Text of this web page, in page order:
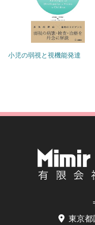
小児の弱視と視機能発達
東京